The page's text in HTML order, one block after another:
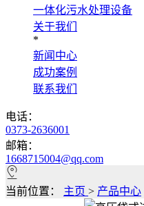
一体化污水处理设备
关于我们
*
新闻中心
成功案例
联系我们
电话：
0373-2636001
邮箱：
1668715004@qq.com
当前位置： 主页 > 产品中心